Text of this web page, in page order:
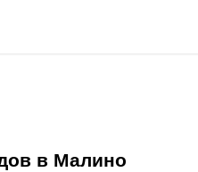
в Малино